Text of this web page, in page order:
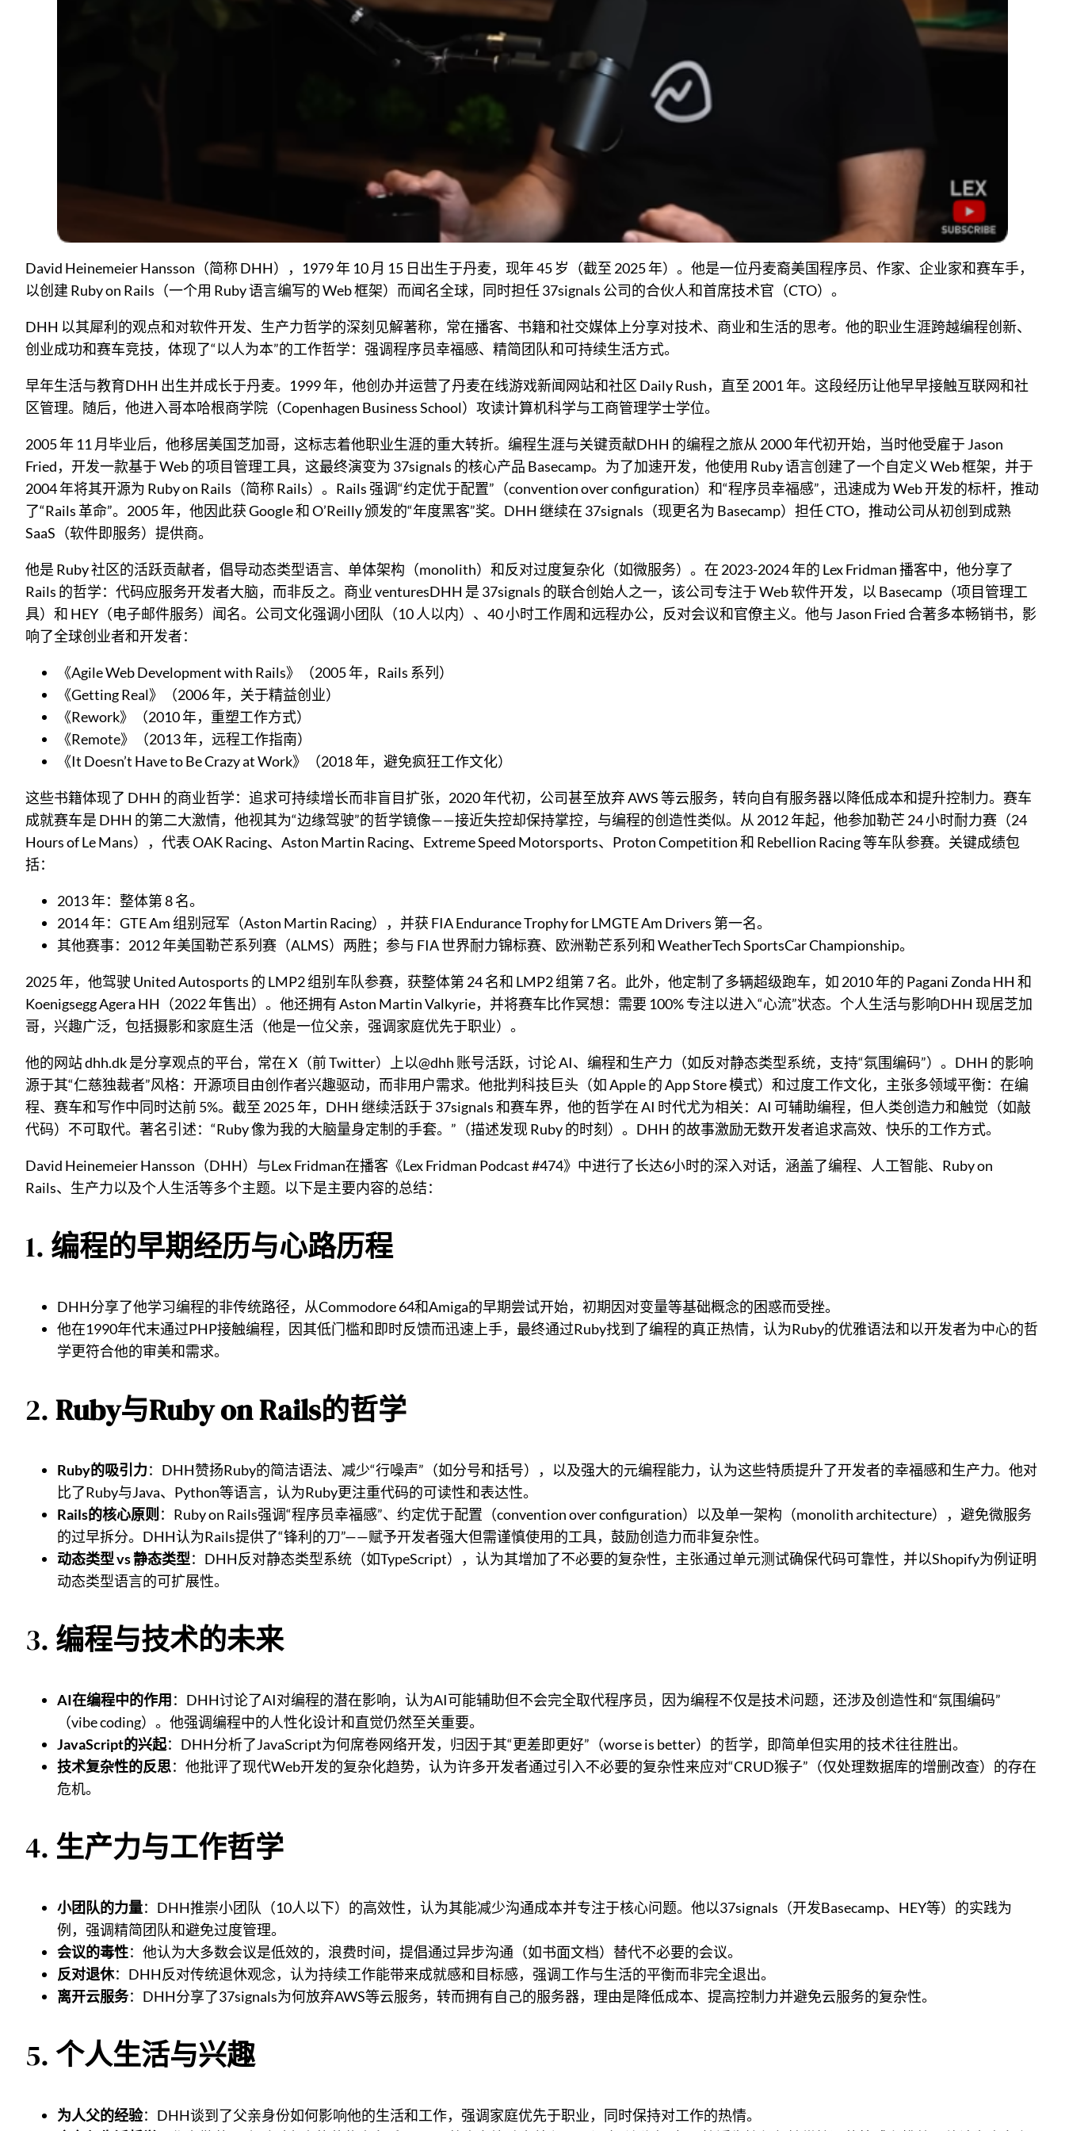
David Heinemeier Hansson（简称 DHH），1979 年 10 月 15 日出生于丹麦，现年 45 岁（截至 2025 年）。他是一位丹麦裔美国程序员、作家、企业家和赛车手，
以创建 Ruby on Rails（一个用 Ruby 语言编写的 Web 框架）而闻名全球，同时担任 37signals 公司的合伙人和首席技术官（CTO）。
DHH 以其犀利的观点和对软件开发、生产力哲学的深刻见解著称，常在播客、书籍和社交媒体上分享对技术、商业和生活的思考。他的职业生涯跨越编程创新、
创业成功和赛车竞技，体现了“以人为本”的工作哲学：强调程序员幸福感、精简团队和可持续生活方式。
早年生活与教育DHH 出生并成长于丹麦。1999 年，他创办并运营了丹麦在线游戏新闻网站和社区 Daily Rush，直至 2001 年。这段经历让他早早接触互联网和社
区管理。随后，他进入哥本哈根商学院（Copenhagen Business School）攻读计算机科学与工商管理学士学位。
2005 年 11 月毕业后，他移居美国芝加哥，这标志着他职业生涯的重大转折。编程生涯与关键贡献DHH 的编程之旅从 2000 年代初开始，当时他受雇于 Jason
Fried，开发一款基于 Web 的项目管理工具，这最终演变为 37signals 的核心产品 Basecamp。为了加速开发，他使用 Ruby 语言创建了一个自定义 Web 框架，并于
2004 年将其开源为 Ruby on Rails（简称 Rails）。Rails 强调“约定优于配置”（convention over configuration）和“程序员幸福感”，迅速成为 Web 开发的标杆，推动
了“Rails 革命”。2005 年，他因此获 Google 和 O’Reilly 颁发的“年度黑客”奖。DHH 继续在 37signals（现更名为 Basecamp）担任 CTO，推动公司从初创到成熟
SaaS（软件即服务）提供商。
他是 Ruby 社区的活跃贡献者，倡导动态类型语言、单体架构（monolith）和反对过度复杂化（如微服务）。在 2023-2024 年的 Lex Fridman 播客中，他分享了
Rails 的哲学：代码应服务开发者大脑，而非反之。商业 venturesDHH 是 37signals 的联合创始人之一，该公司专注于 Web 软件开发，以 Basecamp（项目管理工
具）和 HEY（电子邮件服务）闻名。公司文化强调小团队（10 人以内）、40 小时工作周和远程办公，反对会议和官僚主义。他与 Jason Fried 合著多本畅销书，影
响了全球创业者和开发者：
《Agile Web Development with Rails》（2005 年，Rails 系列）
《Getting Real》（2006 年，关于精益创业）
《Rework》（2010 年，重塑工作方式）
《Remote》（2013 年，远程工作指南）
《It Doesn’t Have to Be Crazy at Work》（2018 年，避免疯狂工作文化）
这些书籍体现了 DHH 的商业哲学：追求可持续增长而非盲目扩张，2020 年代初，公司甚至放弃 AWS 等云服务，转向自有服务器以降低成本和提升控制力。赛车
成就赛车是 DHH 的第二大激情，他视其为“边缘驾驶”的哲学镜像——接近失控却保持掌控，与编程的创造性类似。从 2012 年起，他参加勒芒 24 小时耐力赛（24
Hours of Le Mans），代表 OAK Racing、Aston Martin Racing、Extreme Speed Motorsports、Proton Competition 和 Rebellion Racing 等车队参赛。关键成绩包
括：
2013 年：整体第 8 名。
2014 年：GTE Am 组别冠军（Aston Martin Racing），并获 FIA Endurance Trophy for LMGTE Am Drivers 第一名。
其他赛事：2012 年美国勒芒系列赛（ALMS）两胜；参与 FIA 世界耐力锦标赛、欧洲勒芒系列和 WeatherTech SportsCar Championship。
2025 年，他驾驶 United Autosports 的 LMP2 组别车队参赛，获整体第 24 名和 LMP2 组第 7 名。此外，他定制了多辆超级跑车，如 2010 年的 Pagani Zonda HH 和
Koenigsegg Agera HH（2022 年售出）。他还拥有 Aston Martin Valkyrie，并将赛车比作冥想：需要 100% 专注以进入“心流”状态。个人生活与影响DHH 现居芝加
哥，兴趣广泛，包括摄影和家庭生活（他是一位父亲，强调家庭优先于职业）。
他的网站 dhh.dk 是分享观点的平台，常在 X（前 Twitter）上以@dhh 账号活跃，讨论 AI、编程和生产力（如反对静态类型系统，支持“氛围编码”）。DHH 的影响
源于其“仁慈独裁者”风格：开源项目由创作者兴趣驱动，而非用户需求。他批判科技巨头（如 Apple 的 App Store 模式）和过度工作文化，主张多领域平衡：在编
程、赛车和写作中同时达前 5%。截至 2025 年，DHH 继续活跃于 37signals 和赛车界，他的哲学在 AI 时代尤为相关：AI 可辅助编程，但人类创造力和触觉（如敲
代码）不可取代。著名引述：“Ruby 像为我的大脑量身定制的手套。”（描述发现 Ruby 的时刻）。DHH 的故事激励无数开发者追求高效、快乐的工作方式。
David Heinemeier Hansson（DHH）与Lex Fridman在播客《Lex Fridman Podcast #474》中进行了长达6小时的深入对话，涵盖了编程、人工智能、Ruby on
Rails、生产力以及个人生活等多个主题。以下是主要内容的总结：
1. 编程的早期经历与心路历程
DHH分享了他学习编程的非传统路径，从Commodore 64和Amiga的早期尝试开始，初期因对变量等基础概念的困惑而受挫。
他在1990年代末通过PHP接触编程，因其低门槛和即时反馈而迅速上手，最终通过Ruby找到了编程的真正热情，认为Ruby的优雅语法和以开发者为中心的哲
学更符合他的审美和需求。
2. Ruby与Ruby on Rails的哲学
Ruby的吸引力：DHH赞扬Ruby的简洁语法、减少“行噪声”（如分号和括号），以及强大的元编程能力，认为这些特质提升了开发者的幸福感和生产力。他对
比了Ruby与Java、Python等语言，认为Ruby更注重代码的可读性和表达性。
Rails的核心原则 ：Ruby on Rails强调“程序员幸福感”、约定优于配置（convention over configuration）以及单一架构（monolith architecture），避免微服务
的过早拆分。DHH认为Rails提供了“锋利的刀”——赋予开发者强大但需谨慎使用的工具，鼓励创造力而非复杂性。
动态类型 vs 静态类型：DHH反对静态类型系统（如TypeScript），认为其增加了不必要的复杂性，主张通过单元测试确保代码可靠性，并以Shopify为例证明
动态类型语言的可扩展性。
3. 编程与技术的未来
AI在编程中的作用：DHH讨论了AI对编程的潜在影响，认为AI可能辅助但不会完全取代程序员，因为编程不仅是技术问题，还涉及创造性和“氛围编码”
（vibe coding）。他强调编程中的人性化设计和直觉仍然至关重要。
JavaScript的兴起：DHH分析了JavaScript为何席卷网络开发，归因于其“更差即更好”（worse is better）的哲学，即简单但实用的技术往往胜出。
技术复杂性的反思：他批评了现代Web开发的复杂化趋势，认为许多开发者通过引入不必要的复杂性来应对“CRUD猴子”（仅处理数据库的增删改查）的存在
危机。
4. 生产力与工作哲学
小团队的力量：DHH推崇小团队（10人以下）的高效性，认为其能减少沟通成本并专注于核心问题。他以37signals（开发Basecamp、HEY等）的实践为
例，强调精简团队和避免过度管理。
会议的毒性：他认为大多数会议是低效的，浪费时间，提倡通过异步沟通（如书面文档）替代不必要的会议。
反对退休：DHH反对传统退休观念，认为持续工作能带来成就感和目标感，强调工作与生活的平衡而非完全退出。
离开云服务：DHH分享了37signals为何放弃AWS等云服务，转而拥有自己的服务器，理由是降低成本、提高控制力并避免云服务的复杂性。
5. 个人生活与兴趣
为人父的经验：DHH谈到了父亲身份如何影响他的生活和工作，强调家庭优先于职业，同时保持对工作的热情。